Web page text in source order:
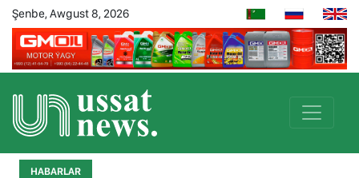
Şenbe, Awgust 8, 2026
HABARLAR